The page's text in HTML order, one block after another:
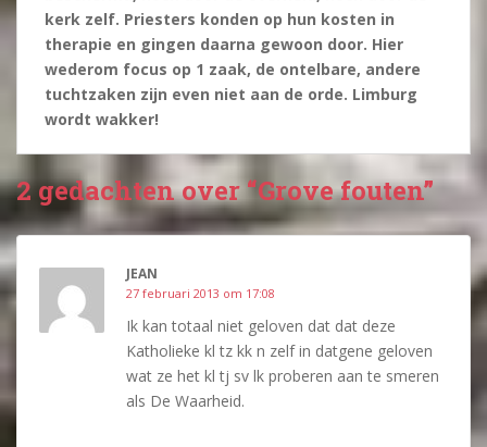
kerk zelf. Priesters konden op hun kosten in
therapie en gingen daarna gewoon door. Hier
wederom focus op 1 zaak, de ontelbare, andere
tuchtzaken zijn even niet aan de orde. Limburg
wordt wakker!
2 gedachten over “Grove fouten”
JEAN
27 februari 2013 om 17:08
Ik kan totaal niet geloven dat dat deze
Katholieke kl tz kk n zelf in datgene geloven
wat ze het kl tj sv lk proberen aan te smeren
als De Waarheid.